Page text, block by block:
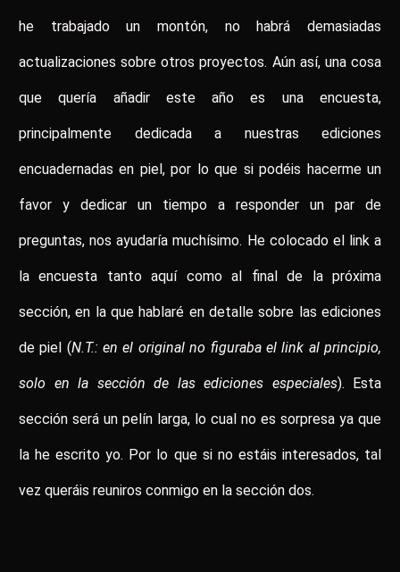
he trabajado un montón, no habrá demasiadas
actualizaciones sobre otros proyectos. Aún así, una cosa
que quería añadir este año es una encuesta,
principalmente dedicada a nuestras ediciones
encuadernadas en piel, por lo que si podéis hacerme un
favor y dedicar un tiempo a responder un par de
preguntas, nos ayudaría muchísimo. He colocado el link a
la encuesta tanto aquí como al final de la próxima
sección, en la que hablaré en detalle sobre las ediciones
de piel (N.T.: en el original no figuraba el link al principio,
solo en la sección de las ediciones especiales). Esta
sección será un pelín larga, lo cual no es sorpresa ya que
la he escrito yo. Por lo que si no estáis interesados, tal
vez queráis reuniros conmigo en la sección dos.